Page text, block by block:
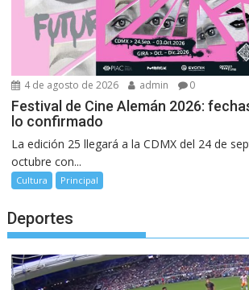
4 de agosto de 2026 admin 0
Festival de Cine Alemán 2026:
lo confirmado
La edición 25 llegará a la CDMX del 24 de
octubre con...
Cultura Principal
Deportes